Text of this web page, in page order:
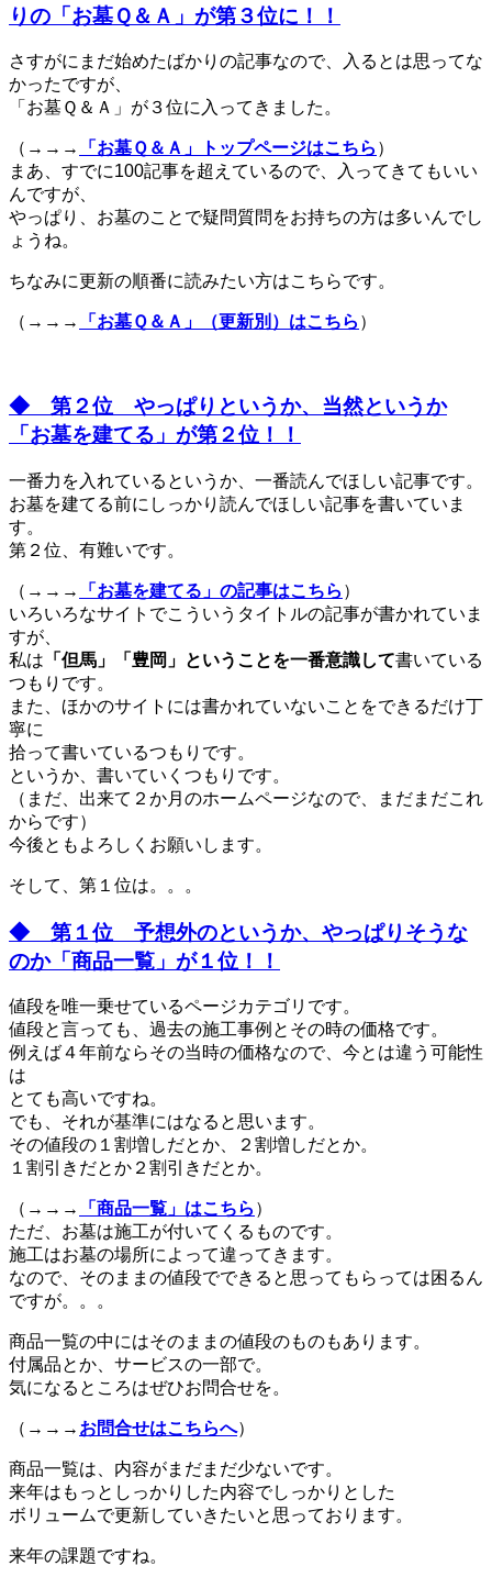
りの「お墓Ｑ＆Ａ」が第３位に！！
さすがにまだ始めたばかりの記事なので、入るとは思ってな
かったですが、
「お墓Ｑ＆Ａ」が３位に入ってきました。
（→→→ 「お墓Ｑ＆Ａ」トップページはこちら ）
まあ、すでに100記事を超えているので、入ってきてもいい
んですが、
やっぱり、お墓のことで疑問質問をお持ちの方は多いんでし
ょうね。
ちなみに更新の順番に読みたい方はこちらです。
（→→→ 「お墓Ｑ＆Ａ」（更新別）はこちら ）
◆ 第２位 やっぱりというか、当然というか
「お墓を建てる」が第２位！！
一番力を入れているというか、一番読んでほしい記事です。
お墓を建てる前にしっかり読んでほしい記事を書いていま
す。
第２位、有難いです。
（→→→ 「お墓を建てる」の記事はこちら ）
いろいろなサイトでこういうタイトルの記事が書かれていま
すが、
私は 「但馬」「豊岡」ということを一番意識して書いている
つもりです。
また、ほかのサイトには書かれていないことをできるだけ丁
寧に
拾って書いているつもりです。
というか、書いていくつもりです。
（まだ、出来て２か月のホームページなので、まだまだこれ
からです）
今後ともよろしくお願いします。
そして、第１位は。。。
◆ 第１位 予想外のというか、やっぱりそうな
のか「商品一覧」が１位！！
値段を唯一乗せているページカテゴリです。
値段と言っても、過去の施工事例とその時の価格です。
例えば４年前ならその当時の価格なので、今とは違う可能性
は
とても高いですね。
でも、それが基準にはなると思います。
その値段の１割増しだとか、２割増しだとか。
１割引きだとか２割引きだとか。
（→→→ 「商品一覧」はこちら ）
ただ、お墓は施工が付いてくるものです。
施工はお墓の場所によって違ってきます。
なので、そのままの値段でできると思ってもらっては困るん
ですが。。。
商品一覧の中にはそのままの値段のものもあります。
付属品とか、サービスの一部で。
気になるところはぜひお問合せを。
（→→→ お問合せはこちらへ）
商品一覧は、内容がまだまだ少ないです。
来年はもっとしっかりした内容でしっかりとした
ボリュームで更新していきたいと思っております。
来年の課題ですね。